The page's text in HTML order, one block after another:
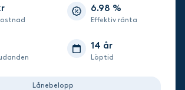
6.98 %
Effektiv ränta
14 år
Löptid
Lånebelopp